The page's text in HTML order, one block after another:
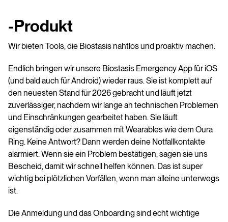
-Produkt
Wir bieten Tools, die Biostasis nahtlos und proaktiv machen.
Endlich bringen wir unsere Biostasis Emergency App für iOS
(und bald auch für Android) wieder raus. Sie ist komplett auf
den neuesten Stand für 2026 gebracht und läuft jetzt
zuverlässiger, nachdem wir lange an technischen Problemen
und Einschränkungen gearbeitet haben. Sie läuft
eigenständig oder zusammen mit Wearables wie dem Oura
Ring. Keine Antwort? Dann werden deine Notfallkontakte
alarmiert. Wenn sie ein Problem bestätigen, sagen sie uns
Bescheid, damit wir schnell helfen können. Das ist super
wichtig bei plötzlichen Vorfällen, wenn man alleine unterwegs
ist.
Die Anmeldung und das Onboarding sind echt wichtige